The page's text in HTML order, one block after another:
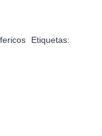
Etiquetas: